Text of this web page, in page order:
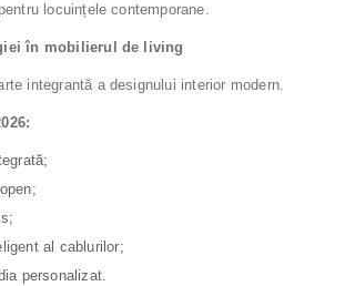
locuințele contemporane.
în mobilierul de living
integrantă a designului interior modern.
al cablurilor;
personalizat.